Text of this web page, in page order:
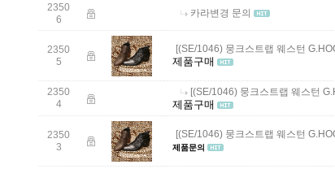
2350
6
카라변경 문의
2350
5
[(SE/1046) 뭉크스트랩 웨스턴
제품구매
2350
4
[(SE/1046) 뭉크스트랩 웨스턴
제품구매
2350
3
[(SE/1046) 뭉크스트랩 웨스턴
제품문의